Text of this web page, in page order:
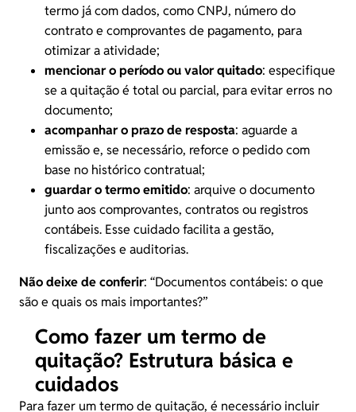
termo já com dados, como CNPJ, número do
contrato e comprovantes de pagamento, para
otimizar a atividade;
mencionar o período ou valor quitado: especifique
se a quitação é total ou parcial, para evitar erros no
documento;
acompanhar o prazo de resposta: aguarde a
emissão e, se necessário, reforce o pedido com
base no histórico contratual;
guardar o termo emitido: arquive o documento
junto aos comprovantes, contratos ou registros
contábeis. Esse cuidado facilita a gestão,
fiscalizações e auditorias.
Não deixe de conferir: “Documentos contábeis: o que
são e quais os mais importantes?”
Como fazer um termo de
quitação? Estrutura básica e
cuidados
Para fazer um termo de quitação, é necessário incluir